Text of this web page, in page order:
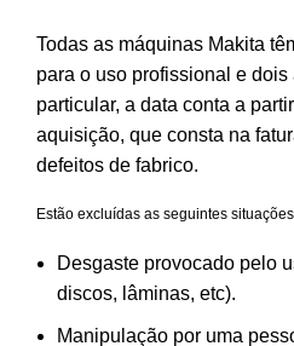
Todas as máquinas Makita
para o uso profissional e
particular, a data conta a
aquisição, que consta na
defeitos de fabrico.
Estão excluídas as seguintes
Desgaste provocado pelo
discos, lâminas, etc).
Manipulação por uma